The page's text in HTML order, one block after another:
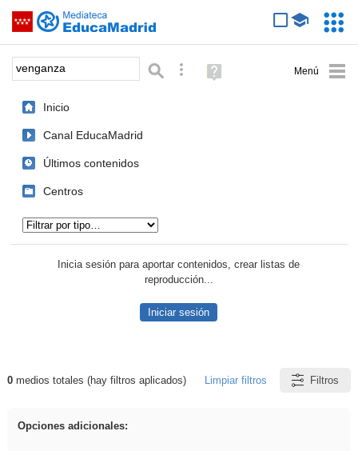
Saltar navegación
Palabra o frase: Búsqueda avanzada
Ayuda
(en
Inicio
Canal EducaMadrid
Últimos contenidos
Centros
Inicia sesión para aportar contenidos, crear listas de
reproducción...
Iniciar sesión
Resultados de: venganza
0medios totales (hay filtros aplicados) Limpiar filtros Filtros
Opciones adicionales: